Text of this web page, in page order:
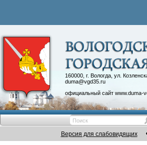
160000, г. Вологда, ул.
duma@vgd35.ru
официальный сайт www.duma-
Контакты
Депутатские
Версия для слабовидящих